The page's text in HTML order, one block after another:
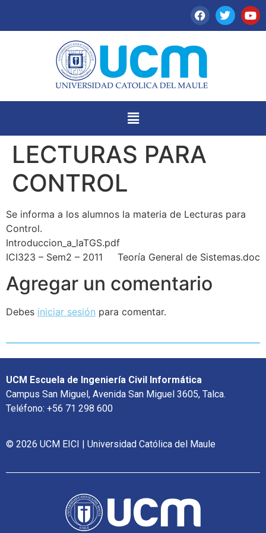
LECTURAS PARA
CONTROL
Se informa a los alumnos la materia de Lecturas para
Control.
Introduccion_a_laTGS.pdf
ICI323 – Sem2 – 2011 Teoría General de Sistemas.doc
Agregar un comentario
Debes iniciar sesión para comentar.
UCM Escuela de Ingeniería Civil Informática
Campus San Miguel, Avenida San Miguel 3605, Talca.
Teléfono: +56 71 298 600
© 2026 UCM EICI | Universidad Católica del Maule